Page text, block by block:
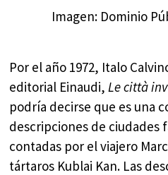
Imagen: Dominio
Por el año 1972, Italo
editorial Einaudi,Le città
podría decirse que es una
descripciones de ciudades
contadas por el viajero
tártaros Kublai Kan. Las